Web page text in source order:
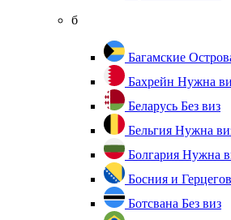
б
Багамские
Бахрейн Нужна
Беларусь Без виз
Бельгия Нужна
Болгария Нужна
Босния и
Ботсвана Без виз